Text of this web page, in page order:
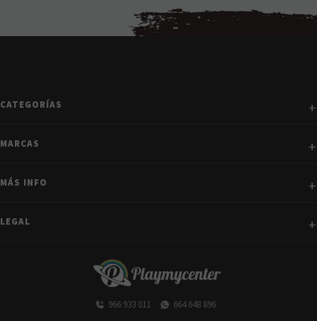
CATEGORÍAS
MARCAS
MÁS INFO
LEGAL
966 933 011 664 648 896